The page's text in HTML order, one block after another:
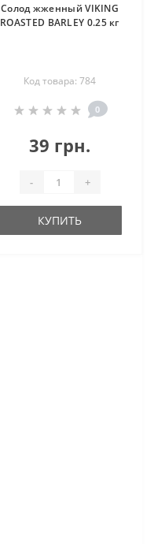
Солод жженный VIKING
ROASTED BARLEY 0.25 кг
Код товара: 784
0
39 грн.
- +
КУПИТЬ